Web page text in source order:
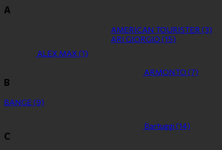
A
ALEX MAX (1)
AMERICAN TOURISTER (3)
ARI GIORGIO (15)
ARMONTO (7)
B
BANGE (9)
Bartuggi (14)
C